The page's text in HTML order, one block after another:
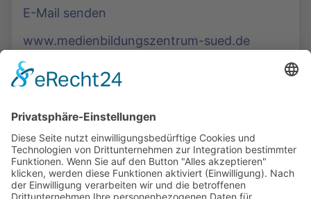
E-Mail senden
www.medienbildungszentrum-sued.de
Podcasts, Themen und Informationen.
Entdecken Sie unser Forum für Medien, Bildung
und Demokratie - jederzeit und überall